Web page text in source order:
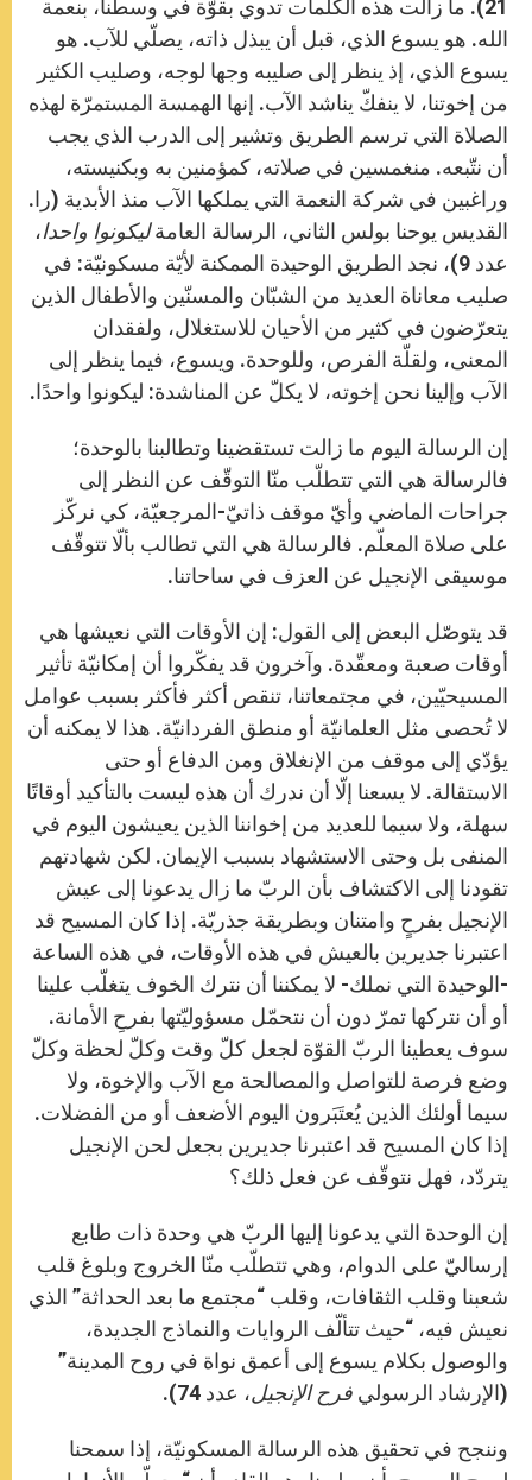
21). ما زالت هذه الكلمات تدوي بقوّة في وسطنا، بنعمة
الله. هو يسوع الذي، قبل أن يبذل ذاته، يصلّي للآب. هو
يسوع الذي، إذ ينظر إلى صليبه وجها لوجه، وصليب الكثير
من إخوتنا، لا ينفكّ يناشد الآب. إنها الهمسة المستمرّة لهذه
الصلاة التي ترسم الطريق وتشير إلى الدرب الذي يجب
أن نتّبعه. منغمسين في صلاته، كمؤمنين به وبكنيسته،
وراغبين في شركة النعمة التي يملكها الآب منذ الأبدية (را.
القديس يوحنا بولس الثاني، الرسالة العامةليكونوا واحدا،
عدد 9)، نجد الطريق الوحيدة الممكنة لأيّة مسكونيّة: في
صليب معاناة العديد من الشبّان والمسنّين والأطفال الذين
يتعرّضون في كثير من الأحيان للاستغلال، ولفقدان
المعنى، ولقلّة الفرص، وللوحدة. ويسوع، فيما ينظر إلى
الآب وإلينا نحن إخوته، لا يكلّ عن المناشدة: ليكونوا واحدًا.
إن الرسالة اليوم ما زالت تستقضينا وتطالبنا بالوحدة؛
فالرسالة هي التي تتطلّب منّا التوقّف عن النظر إلى
جراحات الماضي وأيّ موقف ذاتيّ-المرجعيّة، كي نركّز
على صلاة المعلّم. فالرسالة هي التي تطالب بألّا تتوقّف
موسيقى الإنجيل عن العزف في ساحاتنا.
قد يتوصّل البعض إلى القول: إن الأوقات التي نعيشها هي
أوقات صعبة ومعقّدة. وآخرون قد يفكّروا أن إمكانيّة تأثير
المسيحيّين، في مجتمعاتنا، تنقص أكثر فأكثر بسبب عوامل
لا تُحصى مثل العلمانيّة أو منطق الفردانيّة. هذا لا يمكنه أن
يؤدّي إلى موقف من الإنغلاق ومن الدفاع أو حتى
الاستقالة. لا يسعنا إلّا أن ندرك أن هذه ليست بالتأكيد أوقاتًا
سهلة، ولا سيما للعديد من إخواننا الذين يعيشون اليوم في
المنفى بل وحتى الاستشهاد بسبب الإيمان. لكن شهادتهم
تقودنا إلى الاكتشاف بأن الربّ ما زال يدعونا إلى عيش
الإنجيل بفرحٍ وامتنان وبطريقة جذريّة. إذا كان المسيح قد
اعتبرنا جديرين بالعيش في هذه الأوقات، في هذه الساعة
-الوحيدة التي نملك- لا يمكننا أن نترك الخوف يتغلّب علينا
أو أن نتركها تمرّ دون أن نتحمّل مسؤوليّتها بفرحِ الأمانة.
سوف يعطينا الربّ القوّة لجعل كلّ وقت وكلّ لحظة وكلّ
وضع فرصة للتواصل والمصالحة مع الآب والإخوة، ولا
سيما أولئك الذين يُعتَبَرون اليوم الأضعف أو من الفضلات.
إذا كان المسيح قد اعتبرنا جديرين بجعل لحن الإنجيل
يتردّد، فهل نتوقّف عن فعل ذلك؟
إن الوحدة التي يدعونا إليها الربّ هي وحدة ذات طابع
إرساليّ على الدوام، وهي تتطلّب منّا الخروج وبلوغ قلب
شعبنا وقلب الثقافات، وقلب “مجتمع ما بعد الحداثة” الذي
نعيش فيه، “حيث تتألّف الروايات والنماذج الجديدة،
والوصول بكلام يسوع إلى أعمق نواة في روح المدينة”
(الإرشاد الرسولي فرح الإنجيل، عدد 74).
وننجح في تحقيق هذه الرسالة المسكونيّة، إذا سمحنا